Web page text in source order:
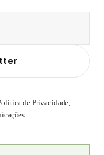
de Privacidade,